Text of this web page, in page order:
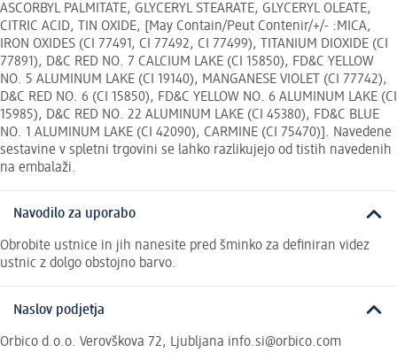
ASCORBYL PALMITATE, GLYCERYL STEARATE, GLYCERYL OLEATE,
CITRIC ACID, TIN OXIDE, [May Contain/Peut Contenir/+/- :MICA,
IRON OXIDES (CI 77491, CI 77492, CI 77499), TITANIUM DIOXIDE (CI
77891), D&C RED NO. 7 CALCIUM LAKE (CI 15850), FD&C YELLOW
NO. 5 ALUMINUM LAKE (CI 19140), MANGANESE VIOLET (CI 77742),
D&C RED NO. 6 (CI 15850), FD&C YELLOW NO. 6 ALUMINUM LAKE (CI
15985), D&C RED NO. 22 ALUMINUM LAKE (CI 45380), FD&C BLUE
NO. 1 ALUMINUM LAKE (CI 42090), CARMINE (CI 75470)]. Navedene
sestavine v spletni trgovini se lahko razlikujejo od tistih navedenih
na embalaži.
Navodilo za uporabo
Obrobite ustnice in jih nanesite pred šminko za definiran videz
ustnic z dolgo obstojno barvo.
Naslov podjetja
Orbico d.o.o. Verovškova 72, Ljubljana info.si@orbico.com